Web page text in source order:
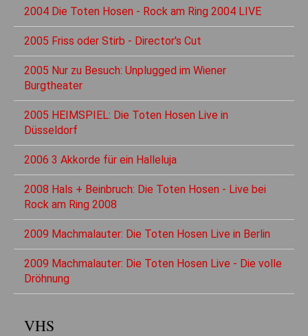
2004 Die Toten Hosen - Rock am Ring 2004 LIVE
2005 Friss oder Stirb - Director's Cut
2005 Nur zu Besuch: Unplugged im Wiener
Burgtheater
2005 HEIMSPIEL: Die Toten Hosen Live in
Düsseldorf
2006 3 Akkorde für ein Halleluja
2008 Hals + Beinbruch: Die Toten Hosen - Live bei
Rock am Ring 2008
2009 Machmalauter: Die Toten Hosen Live in Berlin
2009 Machmalauter: Die Toten Hosen Live - Die volle
Dröhnung
VHS